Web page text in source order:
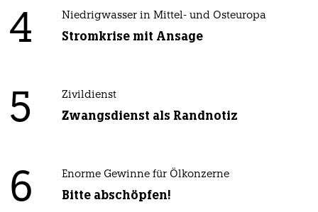
4 Niedrigwasser in Mittel- und Osteuropa
Stromkrise mit Ansage
5 Zivildienst
Zwangsdienst als Randnotiz
6 Enorme Gewinne für Ölkonzerne
Bitte abschöpfen!